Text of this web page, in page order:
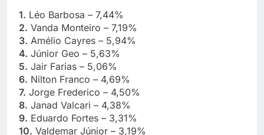
1. Léo Barbosa – 7,44%
2. Vanda Monteiro – 7,19%
3. Amélio Cayres – 5,94%
4. Júnior Geo – 5,63%
5. Jair Farias – 5,06%
6. Nilton Franco – 4,69%
7. Jorge Frederico – 4,50%
8. Janad Valcari – 4,38%
9. Eduardo Fortes – 3,31%
10. Valdemar Júnior – 3,19%